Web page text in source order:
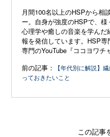
月間100名以上のHSPから相
ー。自身が強度のHSPで、様
心理学や癒しの音楽を学ん
報を発信しています。HSP
専門のYouTube『ココヨワチ
前の記事：
【年代別に解説】
っておきたいこと
この記事